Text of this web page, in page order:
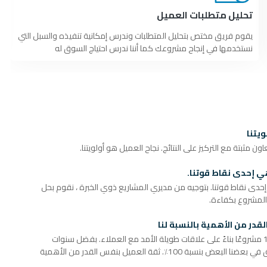
تحليل متطلبات العميل
يقوم فريق مختص بتحليل المتطلبات وندرس إمكانية تنفيذه والسبل التي
نستخدمها في إنجاح مشروعك كما أننا ندرس احتياج السوق له
مثبتة مع التركيز على النتائج. نجاح العميل هو أولويتنا.
إحدى نقاط قوتنا.
نقاط قوتنا. بتوجيه من مديري المشاريع ذوي الخبرة ، نقوم بحل
المشروع بكفاءة.
من الأهمية بالنسبة لنا
لقد أكملنا أكثر من 120 مشروعًا بناءً على علاقات طويلة الأمد مع العملاء. بفضل سنوات
عديدة من التعاون ، نثق في بعضنا البعض بنسبة 100٪. ثقة العميل بنفس القدر من الأهمية